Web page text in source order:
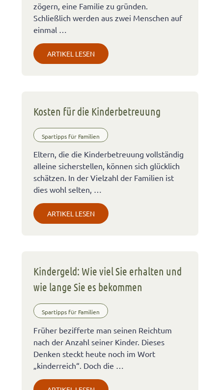
zögern, eine Familie zu gründen.
Schließlich werden aus zwei Menschen auf
einmal …
ARTIKEL LESEN
Kosten für die Kinderbetreuung
Spartipps für Familien
Eltern, die die Kinderbetreuung vollständig
alleine sicherstellen, können sich glücklich
schätzen. In der Vielzahl der Familien ist
dies wohl selten, …
ARTIKEL LESEN
Kindergeld: Wie viel Sie erhalten und
wie lange Sie es bekommen
Spartipps für Familien
Früher bezifferte man seinen Reichtum
nach der Anzahl seiner Kinder. Dieses
Denken steckt heute noch im Wort
„kinderreich“. Doch die …